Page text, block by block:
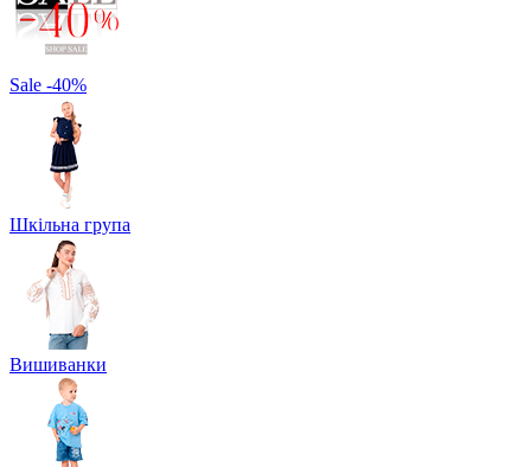
Sale -40%
Шкільна група
Вишиванки